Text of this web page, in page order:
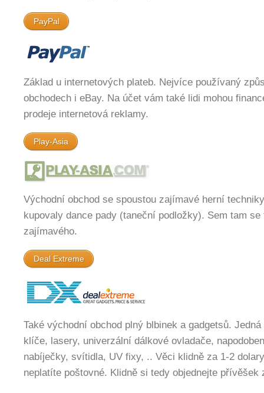
PayPal
Základ u internetových plateb. Nejvíce používaný
obchodech i eBay. Na účet vám také lidi mohou
prodeje internetová reklamy.
Play-Asia
Východní obchod se spoustou zajímavé herní
kupovaly dance pady (taneční podložky). Sem tam se
zajímavého.
Deal Extreme
Také východní obchod plný blbinek a gadgetsů.
klíče, lasery, univerzální dálkové ovladače,
nabíječky, svítidla, UV fixy, .. Věci klidně za 1-2
neplatíte poštovné. Klidně si tedy objednejte přívěšek